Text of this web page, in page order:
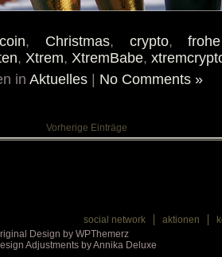
, Christmas, crypto,
, Xtrem, XtremBabe,
in Aktuelles No Comments »
Vorherige Einträge
aktionen
social network
Design by WPThemerz
Adjustments by Annika Deluxe